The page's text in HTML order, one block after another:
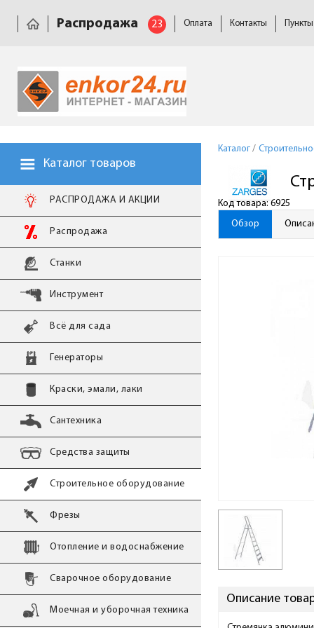
Распродажа 23 Оплата Контакты
Каталог товаров
РАСПРОДАЖА И АКЦИИ
Распродажа
Станки
Инструмент
Всё для сада
Генераторы
Краски, эмали, лаки
Сантехника
Средства защиты
Строительное оборудование
Фрезы
Отопление и водоснабжение
Сварочное оборудование
Моечная и уборочная техника
Каталог /
Код товара: 6925
Обзор
Описание